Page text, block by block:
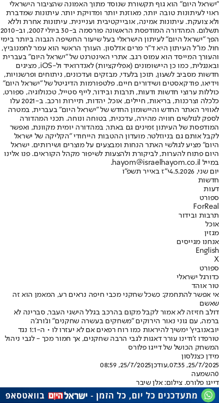
"ישראל היום" הוא גוף תקשורת שנוסד מתוך האמונה שהציבור הישראלי
ראוי לעיתונות טובה יותר, מאוזנת יותר ומדויקת יותר. עיתונות שמדברת
ולא צועקת. עיתונות אמינה, אובייקטיבית ועניינית. עיתונות אחרת וללא
תשלום. המהדורה המודפסת הראשונה פורסמה ב-30 ביולי 2007, וב-2010
הפך "ישראל היום" לעיתון הישראלי בעל שיעור החשיפה הגבוה ביותר בימי
חול. מו"ל העיתון היא ד"ר מרים אדלסון. העורך הראשי הוא עמר לחמנוביץ,
והעורך המייסד הוא עמוס רגב. אתרי האינטרנט של "ישראל היום" בעברית
ובאנגלית, כמו כן היישומונים (אפליקציות) לאנדרואיד ול-iOS, מציגים
חדשות מסביב לשעון, תוכן בלעדי, מבזקים ועדכונים, ניתוחים ופרשנויות,
וידיאו, פודקאסטים ושידורים חיים. פלטפורמות הדיגיטל של "ישראל היום"
כוללות ערוצי חדשות ודעות, תרבות ובידור, לייף סטייל, טכנולוגיה, ספורט,
כלכלה וצרכנות, בריאות, חיילים, אוכל, יהדות, תיירות ורכב. ב-2021 עלו
לאוויר האתר החדש והיישומון החדש של "ישראל היום" בעברית, במטרה
לספק לגולשים חוויה מהירה, עדכנית, בטוחה ונוחה. תכני המהדורה
המודפסת של העיתון זמינים גם באתר, במהדורה יומית מקוונת, ואפשר
לקבל אותם גם בניוזלטר. מועדון ההטבות הייחודי "הקליקה של ישראל
היום" מציע לגולשי האתר הנחות ומבצעים על מוצרים ושירותים. ישראל
היום פתוח להערות, לביקורת ולהצעות לשיפור מקהל הקוראים. פנו אלינו
במייל hayom@israelhayom.co.il.
יום שני, 4.5.2026
י"ז באייר תשפ"ו
חדשות
דעות
ספורט
ForReal
תרבות ובידור
אוכל
מגזין
אנחנו מגייסים
English
X
ספורט
כדורגל ישראלי
טור אוהד
אי אפשר להתחמק: כשכל שחקני מכבי חיפה נראים רע, המאמן הוא זה
שאשם
דולב חזיזה לא אמור לקבל מקום בהרכב בגלל הישגי העבר, סברינה לא
ברמה, עם גוני נאור הירוקים "משחקים בעשרה שחקנים" וג'ורג'ה
יובאנוביץ' ימשיך להיראות כמו רוח רפאים אם לא יעזרו לו • ה-1:1 נגד
טורפדו ז'ודינו עורר דאגות לגבי הרבה שחקנים, אך חמור מכך - לגבי ניהול
המשחק הכושל של דייגו פלורס
מידן כצנלסון
25/7/2025, 07:35
,עודכן25/7/2025, 08:59
0השמעה
דייגו פלורס. צילום: אלן שיבר